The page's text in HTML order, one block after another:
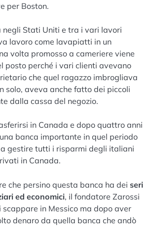
per Boston.
Stati Uniti e tra i vari lavori
lavoro come lavapiatti in un
volta promosso a cameriere viene
posto perché i vari clienti avevano
che quel ragazzo imbrogliava
solo, aveva anche fatto dei piccoli
dalla cassa del negozio.
in Canada e dopo quattro anni
banca importante in quel periodo
gestire tutti i risparmi degli italiani
in Canada.
che persino questa banca ha dei seri
ed economici, il fondatore Zarossi
in Messico ma dopo aver
denaro da quella banca che andò